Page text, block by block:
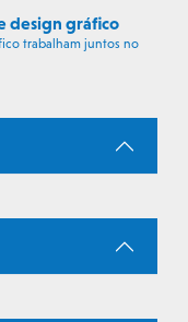
design gráfico
trabalham juntos no